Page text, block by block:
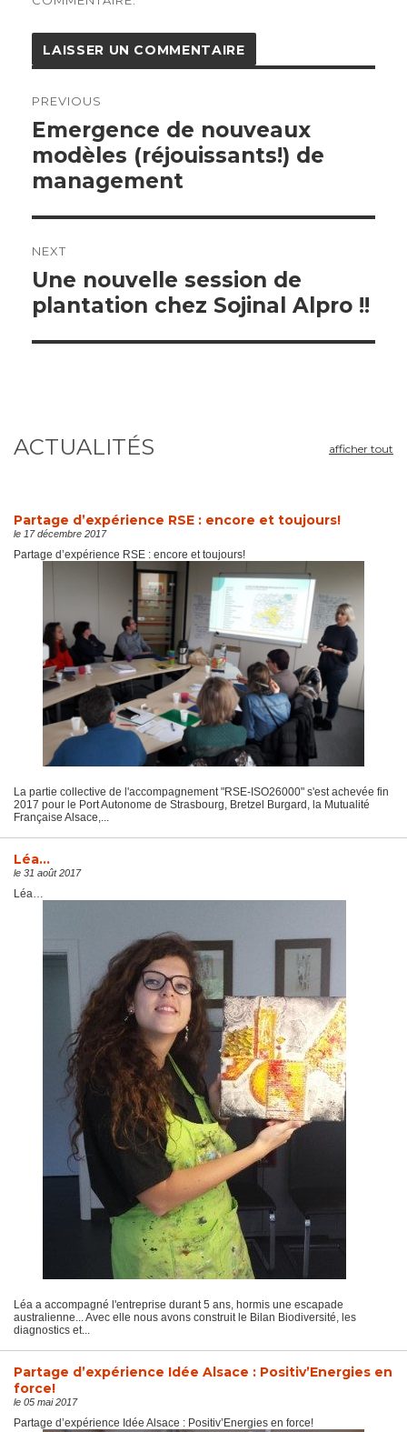
de
l’article
PREVIOUS
Previous
post:
Emergence de nouveaux
modèles (réjouissants!) de
management
NEXT
Next
post:
Une nouvelle session de
plantation chez Sojinal Alpro !!
ACTUALITÉS afficher tout
Partage d’expérience RSE : encore et toujours!
le 17 décembre 2017
Partage d’expérience RSE : encore et toujours!
La partie collective de l'accompagnement "RSE-ISO26000" s'est achevée fin
2017 pour le Port Autonome de Strasbourg, Bretzel Burgard, la Mutualité
Française Alsace,...
Léa…
le 31 août 2017
Léa…
Léa a accompagné l'entreprise durant 5 ans, hormis une escapade
australienne... Avec elle nous avons construit le Bilan Biodiversité, les
diagnostics et...
Partage d’expérience Idée Alsace : Positiv’Energies en
force!
le 05 mai 2017
Partage d’expérience Idée Alsace : Positiv’Energies en force!